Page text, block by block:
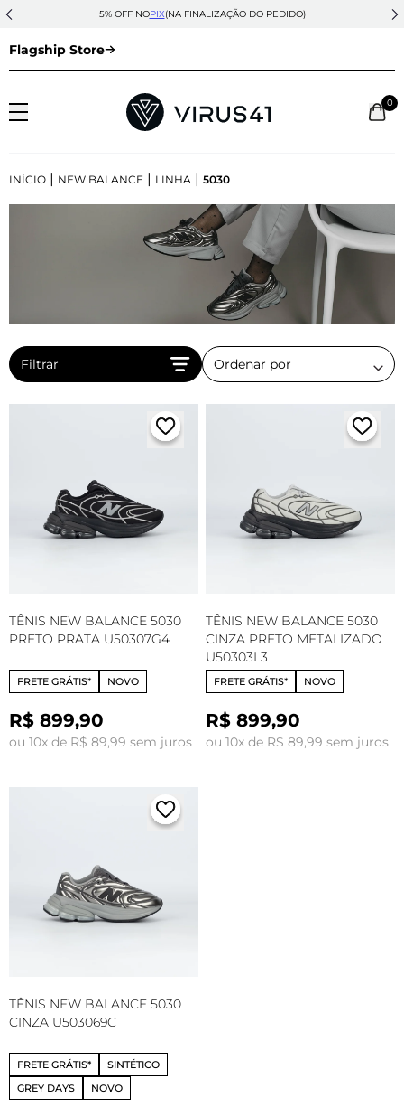
5% OFF NOPIX(NA FINALIZAÇÃO DO PEDIDO)
Flagship Store
0
INÍCIO | NEW BALANCE | LINHA | 5030
Filtrar
TÊNIS NEW BALANCE 5030
PRETO PRATA U50307G4
FRETE GRÁTIS* NOVO
R$ 899,90
ou 10x de R$ 89,99 sem juros
TÊNIS NEW BALANCE 5030
CINZA PRETO METALIZADO
U50303L3
FRETE GRÁTIS* NOVO
R$ 899,90
ou 10x de R$ 89,99 sem juros
TÊNIS NEW BALANCE 5030
CINZA U503069C
FRETE GRÁTIS*
SINTÉTICO
GREY DAYS
NOVO